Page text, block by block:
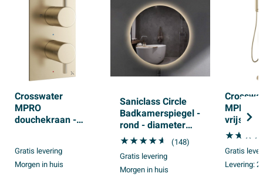
Crosswater
MPRO
douchekraan -
messing
Gratis levering
Morgen in huis
Saniclass Circle
Badkamerspiegel -
rond - diameter
120cm - indirecte
LED verlichting -
spiegelverwarming
- infrarood
(148)
Gratis levering
Morgen in huis
MPRO
-
Gratis
Levering:2